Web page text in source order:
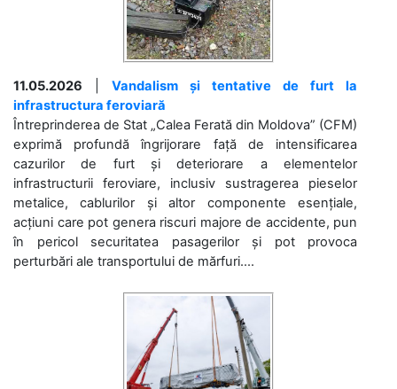
11.05.2026
Vandalism și tentative de furt la
infrastructura feroviară
Întreprinderea de Stat „Calea Ferată din Moldova” (CFM)
exprimă profundă îngrijorare față de intensificarea
cazurilor de furt și deteriorare a elementelor
infrastructurii feroviare, inclusiv sustragerea pieselor
metalice, cablurilor și altor componente esențiale,
acțiuni care pot genera riscuri majore de accidente, pun
în pericol securitatea pasagerilor și pot provoca
perturbări ale transportului de mărfuri....